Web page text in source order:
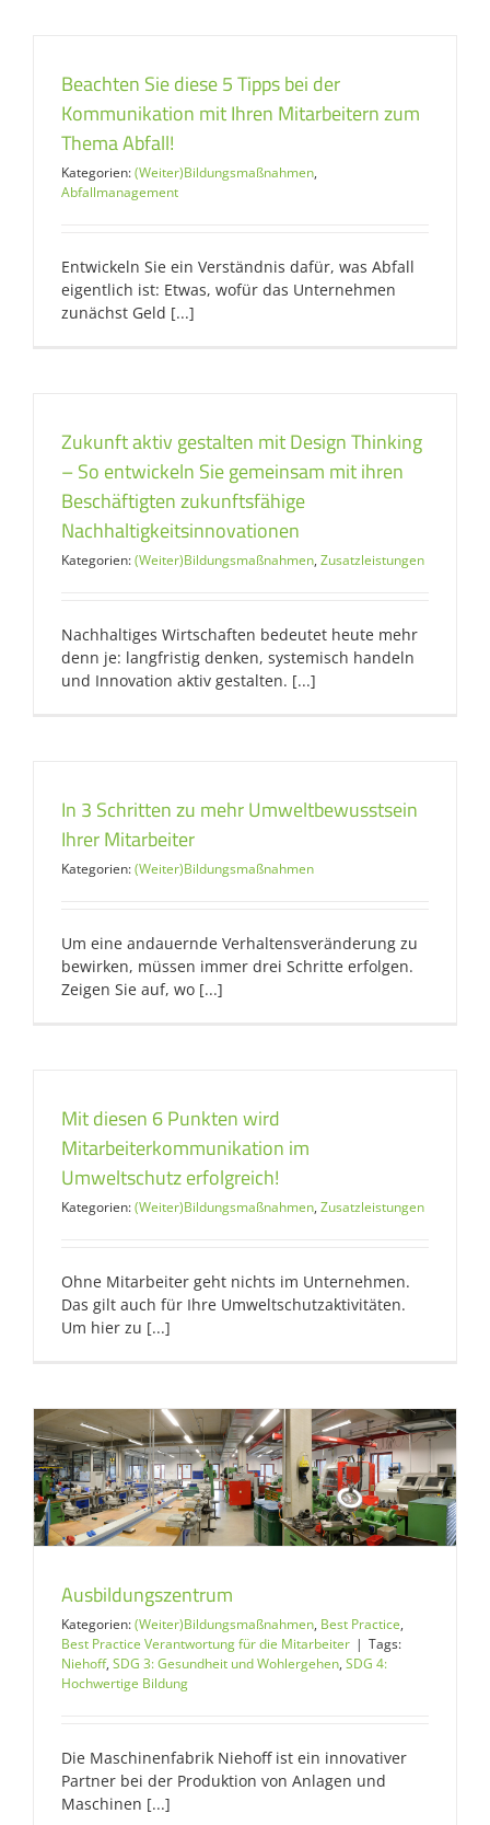
Beachten Sie diese 5 Tipps bei der
Kommunikation mit Ihren Mitarbeitern zum
Thema Abfall!
Kategorien:(Weiter)Bildungsmaßnahmen,
Abfallmanagement
Entwickeln Sie ein Verständnis dafür, was Abfall
eigentlich ist: Etwas, wofür das Unternehmen
zunächst Geld [...]
Zukunft aktiv gestalten mit Design Thinking
– So entwickeln Sie gemeinsam mit ihren
Beschäftigten zukunftsfähige
Nachhaltigkeitsinnovationen
Kategorien:(Weiter)Bildungsmaßnahmen, Zusatzleistungen
Nachhaltiges Wirtschaften bedeutet heute mehr
denn je: langfristig denken, systemisch handeln
und Innovation aktiv gestalten. [...]
In 3 Schritten zu mehr Umweltbewusstsein
Ihrer Mitarbeiter
Kategorien:(Weiter)Bildungsmaßnahmen
Um eine andauernde Verhaltensveränderung zu
bewirken, müssen immer drei Schritte erfolgen.
Zeigen Sie auf, wo [...]
Mit diesen 6 Punkten wird
Mitarbeiterkommunikation im
Umweltschutz erfolgreich!
Kategorien:(Weiter)Bildungsmaßnahmen, Zusatzleistungen
Ohne Mitarbeiter geht nichts im Unternehmen.
Das gilt auch für Ihre Umweltschutzaktivitäten.
Um hier zu [...]
Ausbildungszentrum
Kategorien:(Weiter)Bildungsmaßnahmen, Best Practice,
Best Practice Verantwortung für die Mitarbeiter | Tags:
Niehoff, SDG 3: Gesundheit und Wohlergehen, SDG 4:
Hochwertige Bildung
Die Maschinenfabrik Niehoff ist ein innovativer
Partner bei der Produktion von Anlagen und
Maschinen [...]